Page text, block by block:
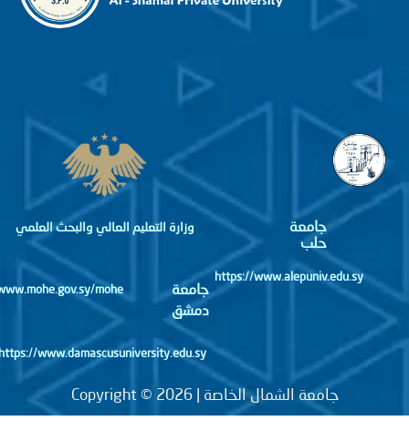
جامعة
https://www.alepuniv.edu.sy
جامعة
دمشق
وزارة التعليم العالي والبحث العلمي
http://www.mohe.gov.sy/mohe
جامعة الشمال الخاصة | Copyright © 2026